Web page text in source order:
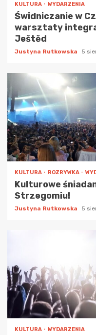
KULTURA WYDARZENIA
Świdniczanie w
warsztaty
Ještěd
Justyna Rutkowska 5
KULTURA ROZRYWKA
Kulturowe
Strzegomiu!
Justyna Rutkowska 5
KULTURA WYDARZENIA